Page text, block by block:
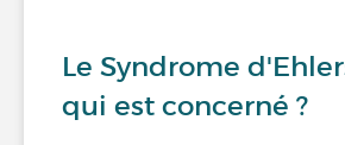
Le Syndrome
qui est concerné ?